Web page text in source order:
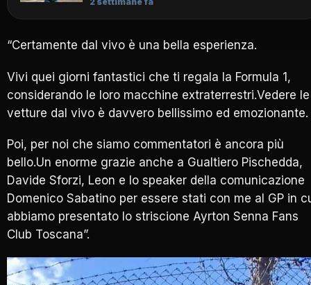
“Certamente dal vivo è una bella esperienza.
Vivi quei giorni fantastici che ti regala la Formula 1,
considerando le loro macchine extraterrestri.Vedere le
vetture dal vivo è davvero bellissimo ed emozionante.
Poi, per noi che siamo commentatori è ancora più
bello.Un enorme grazie anche a Gualtiero Pischedda,
Davide Sforzi, Leon e lo speaker della comunicazione
Domenico Sabatino per essere stati con me al GP in
abbiamo presentato lo striscione Ayrton Senna Fans
Club Toscana”.